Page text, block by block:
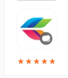
★★★★★
★★★★★